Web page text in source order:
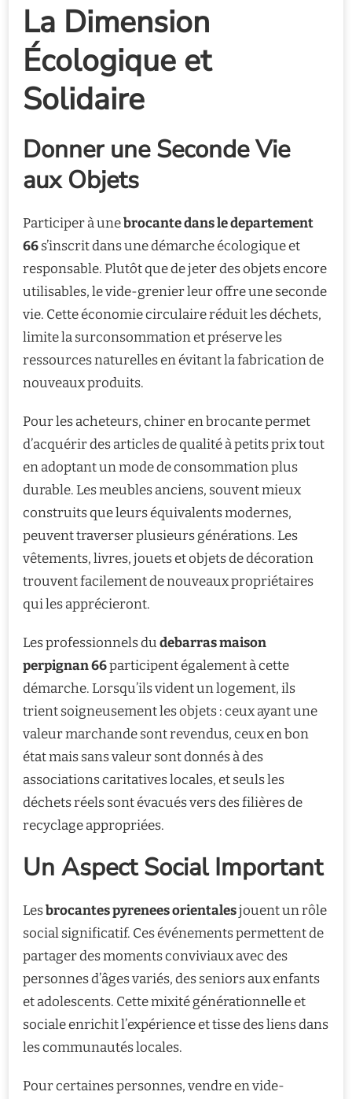
La Dimension
Écologique et
Solidaire
Donner une Seconde Vie
aux Objets
Participer à unebrocante dans le departement
66s’inscrit dans une démarche écologique et
responsable. Plutôt que de jeter des objets encore
utilisables, le vide-grenier leur offre une seconde
vie. Cette économie circulaire réduit les déchets,
limite la surconsommation et préserve les
ressources naturelles en évitant la fabrication de
nouveaux produits.
Pour les acheteurs, chiner en brocante permet
d’acquérir des articles de qualité à petits prix tout
en adoptant un mode de consommation plus
durable. Les meubles anciens, souvent mieux
construits que leurs équivalents modernes,
peuvent traverser plusieurs générations. Les
vêtements, livres, jouets et objets de décoration
trouvent facilement de nouveaux propriétaires
qui les apprécieront.
Les professionnels dudebarras maison
perpignan 66participent également à cette
démarche. Lorsqu’ils vident un logement, ils
trient soigneusement les objets : ceux ayant une
valeur marchande sont revendus, ceux en bon
état mais sans valeur sont donnés à des
associations caritatives locales, et seuls les
déchets réels sont évacués vers des filières de
recyclage appropriées.
Un Aspect Social Important
Lesbrocantes pyrenees orientalesjouent un rôle
social significatif. Ces événements permettent de
partager des moments conviviaux avec des
personnes d’âges variés, des seniors aux enfants
et adolescents. Cette mixité générationnelle et
sociale enrichit l’expérience et tisse des liens dans
les communautés locales.
Pour certaines personnes, vendre en vide-